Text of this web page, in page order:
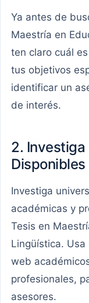
Ya antes de
Maestría en
ten claro cuál
tus objetivos
identificar un
de interés.
2. Investiga
Disponibles
Investiga
académicas y
Tesis en
Lingüística.
web
profesionales,
asesores.